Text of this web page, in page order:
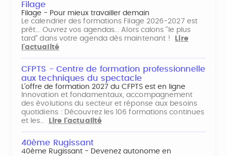
Filage
Filage - Pour mieux travailler demain
Le calendrier des formations Filage 2026-2027 est
prêt... Ouvrez vos agendas... Alors calons "le plus
tard" dans votre agenda dès maintenant !
Lire
l'actualité
CFPTS - Centre de formation professionnelle
aux techniques du spectacle
L’offre de formation 2027 du CFPTS est en ligne
Innovation et fondamentaux, accompagnement
des évolutions du secteur et réponse aux besoins
quotidiens : Découvrez les 106 formations continues
et les…
Lire l'actualité
40ème Rugissant
40ème Rugissant - Devenez autonome en